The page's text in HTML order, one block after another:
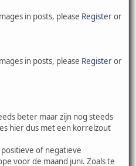
in posts, please Registeror
in posts, please Registeror
beter maar zijn nog steeds
hier dus met een korrelzout
of negatieve
voor de maand juni. Zoals te